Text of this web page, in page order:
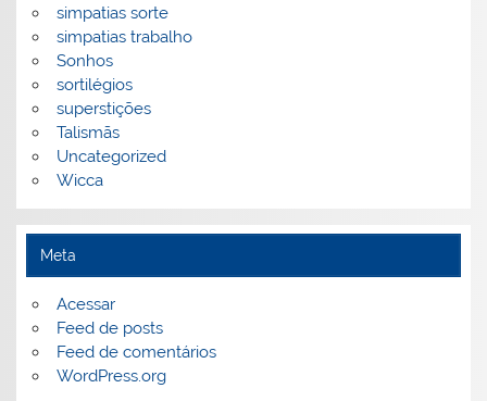
simpatias sorte
simpatias trabalho
Sonhos
sortilégios
superstições
Talismãs
Uncategorized
Wicca
Meta
Acessar
Feed de posts
Feed de comentários
WordPress.org